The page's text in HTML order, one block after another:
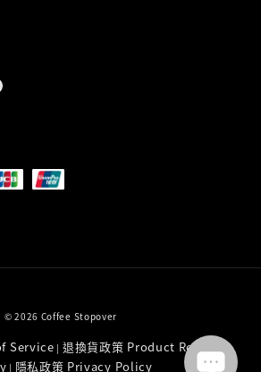
© 2026 Coffee Stopover
Service | 退換貨政策 Product Return
| 隱私政策 Privacy Policy